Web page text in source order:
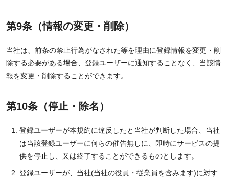
第9条（情報の変更・削除）
当社は、前条の禁止行為がなされた等を理由に登録情報を変更・削
除する必要がある場合、登録ユーザーに通知することなく、当該情
報を変更・削除することができます。
第10条（停止・除名）
登録ユーザーが本規約に違反したと当社が判断した場合、当社
は当該登録ユーザーに何らの催告無しに、即時にサービスの提
供を停止し、又は終了することができるものとします。
登録ユーザーが、当社(当社の役員・従業員を含みます)に対す